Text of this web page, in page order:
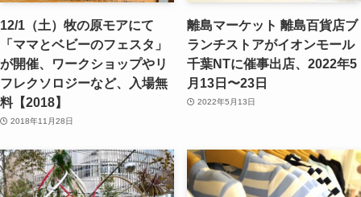
12/1（土）牧の原モアにて
「ママとベビーのフェスタ」
が開催、ワークショップやリ
フレクソロジーなど、入場無
料【2018】
2018年11月28日
離島マーケット 離島百貨店ブ
ランチストアがイオンモール
千葉NTに催事出店、2022年5
月13日〜23日
2022年5月13日